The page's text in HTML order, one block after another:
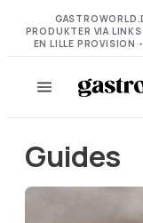
PRODUKTER VIA
EN LILLE PROVISION
Guides